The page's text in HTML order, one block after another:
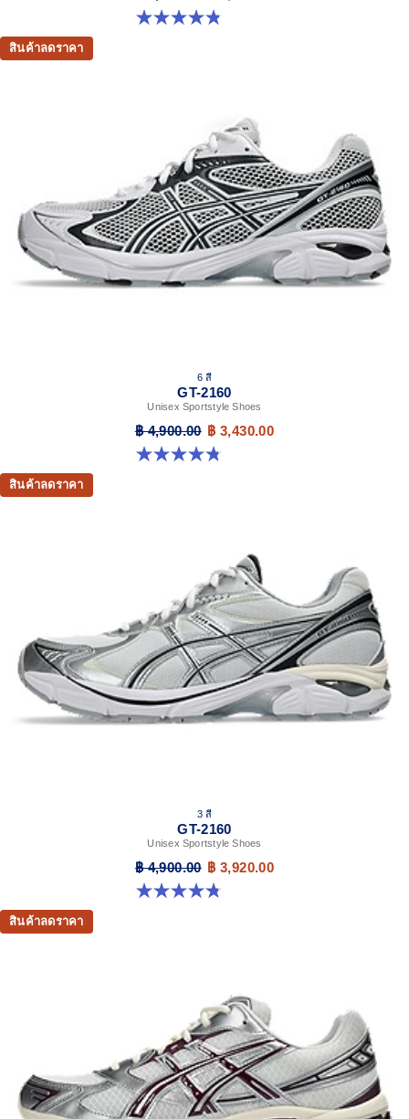
4.8 จาก 5 ดาว 397 รีวิว
สินค้าลดราคา
6 สี
GT-2160
Unisex Sportstyle Shoes
฿ 4,900.00 ฿ 3,430.00
4.8 จาก 5 ดาว 457 รีวิว
สินค้าลดราคา
3 สี
GT-2160
Unisex Sportstyle Shoes
฿ 4,900.00 ฿ 3,920.00
4.8 จาก 5 ดาว 501 รีวิว
สินค้าลดราคา